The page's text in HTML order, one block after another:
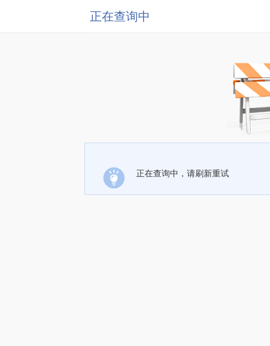
正在查询中
正在查询中，请刷新重试